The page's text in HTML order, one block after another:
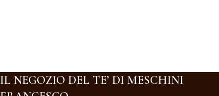
IL NEGOZIO DEL TE’ DI MESCHINI